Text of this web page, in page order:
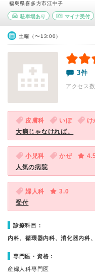
福島県喜多方市江中子
駐車場あり マイナ受付
土曜（〜13:00）
3件
アクセス
皮膚科 いぼ け
大病じゃなければ。
小児科 かぜ
人気の病院
婦人科
3.0
受付
診療科目：
内科、循環器内科、消化器内科
専門医・資格：
産婦人科専門医